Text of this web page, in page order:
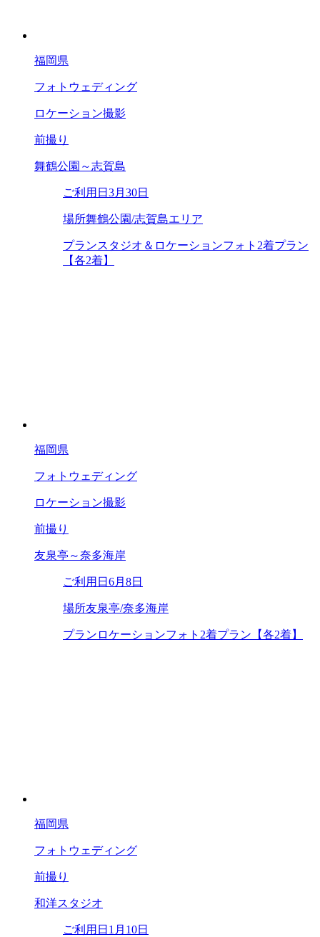
福岡県
フォトウェディング
ロケーション撮影
前撮り
舞鶴公園～志賀島
ご利用日 3月30日
場所舞鶴公園/志賀島エリア
プランスタジオ＆ロケーションフォト2着プラン
【各2着】
福岡県
フォトウェディング
ロケーション撮影
前撮り
友泉亭～奈多海岸
ご利用日 6月8日
場所友泉亭/奈多海岸
プラン ロケーションフォト2着プラン【各2着】
福岡県
フォトウェディング
前撮り
和洋スタジオ
ご利用日 1月10日